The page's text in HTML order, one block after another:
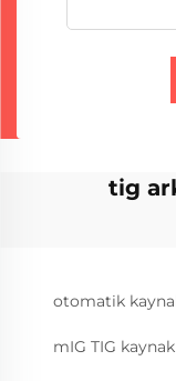
tig
otomatik
mIG TIG